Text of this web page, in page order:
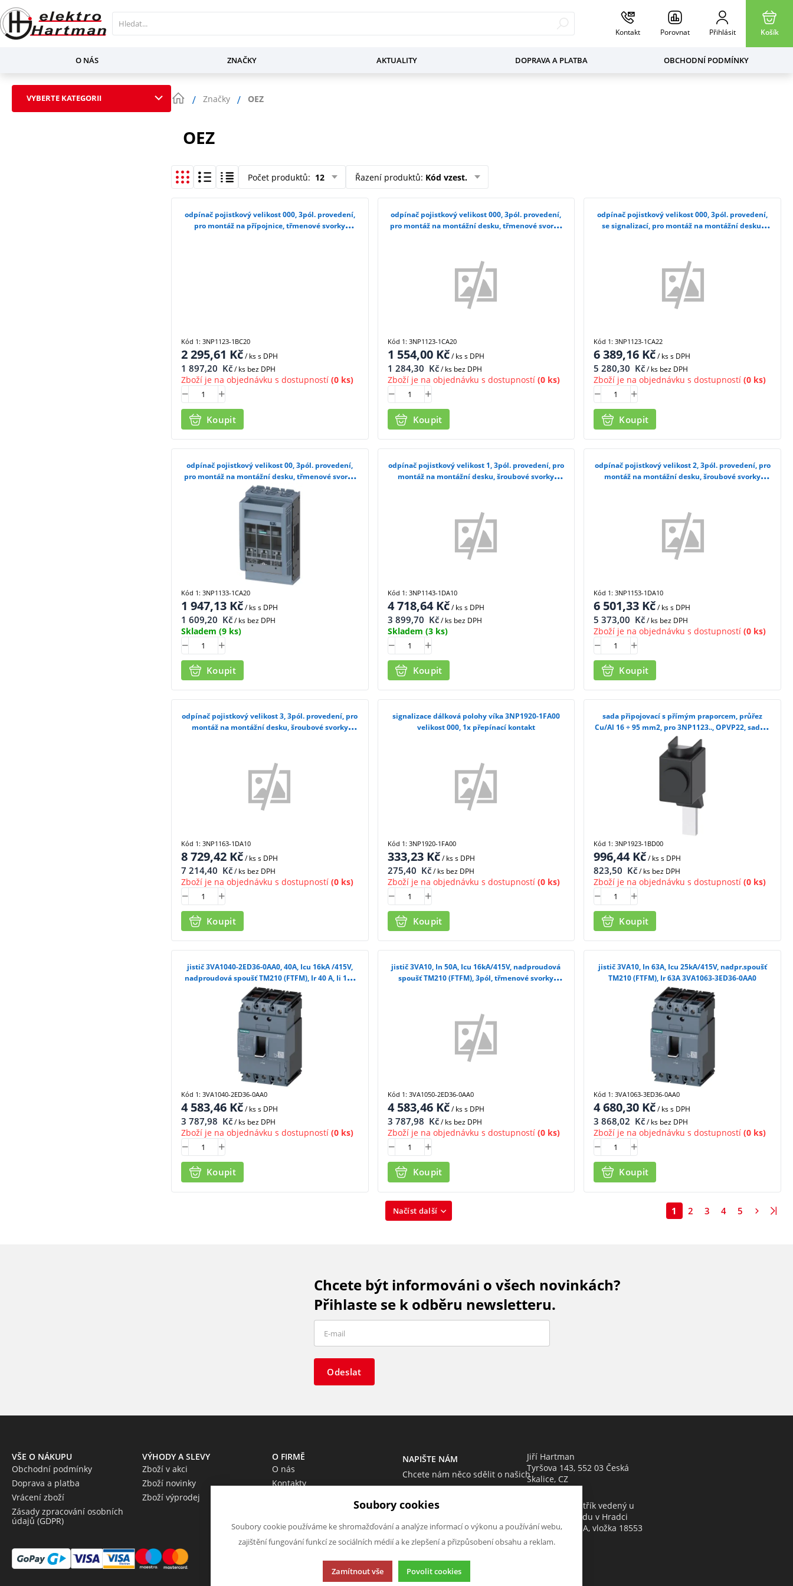
Kontakt Porovnat Přihlásit Košík
O NÁS ZNAČKY AKTUALITY DOPRAVA A PLATBA OBCHODNÍ PODMÍNKY
VYBERTE KATEGORII Značky OEZ
OEZ
Počet produktů: 12 Řazení produktů: Kód vzest.
odpínač pojistkový velikost 000, 3pól. provedení,
pro montáž na přípojnice, třmenové svorky
2 295,61 Kč/ kss DPH
1 897,20 Kč/ ks bez DPH
Zboží je na objednávku s dostupností (0 ks)
Koupit
Kód 1: 3NP1123-1BC20
odpínač pojistkový velikost 000, 3pól. provedení,
pro montáž na montážní desku, třmenové svorky
1 554,00Kč/ kss DPH
1 284,30 Kč/ ks bez DPH
Zboží je na objednávku s dostupností(0 ks)
Koupit
Kód 1: 3NP1123-1CA20
odpínač pojistkový velikost 000, 3pól. provedení,
se signalizací, pro montáž na montážní desku,
6 389,16 Kč/ kss DPH
5 280,30 Kč/ ks bez DPH
Zboží je na objednávku s dostupností (0 ks)
Koupit
Kód 1: 3NP1123-1CA22
odpínač pojistkový velikost 00, 3pól. provedení,
pro montáž na montážní desku, třmenové svorky
3NP1133-1CA20
1 947,13 Kč/ kss DPH
1 609,20 Kč/ ks bez DPH
Skladem (9 ks)
Koupit
Kód 1: 3NP1133-1CA20
odpínač pojistkový velikost 1, 3pól. provedení, pro
montáž na montážní desku, šroubové svorky
4 718,64Kč/ kss DPH
3 899,70 Kč/ ks bez DPH
Skladem (3 ks)
Koupit
Kód 1: 3NP1143-1DA10
odpínač pojistkový velikost 2, 3pól. provedení, pro
montáž na montážní desku, šroubové svorky
6 501,33 Kč/ kss DPH
5 373,00 Kč/ ks bez DPH
Zboží je na objednávku s dostupností (0 ks)
Koupit
Kód 1: 3NP1153-1DA10
odpínač pojistkový velikost 3, 3pól. provedení, pro
montáž na montážní desku, šroubové svorky
8 729,42 Kč/ kss DPH
7 214,40 Kč/ ks bez DPH
Zboží je na objednávku s dostupností (0 ks)
Koupit
Kód 1: 3NP1163-1DA10
signalizace dálková polohy víka 3NP1920-1FA00
velikost 000, 1x přepínací kontakt
333,23Kč/ kss DPH
275,40 Kč/ ks bez DPH
Zboží je na objednávku s dostupností(0 ks)
Koupit
Kód 1: 3NP1920-1FA00
sada připojovací s přímým praporcem, průřez
Cu/Al 16 ÷ 95 mm2, pro 3NP1123.., OPVP22, sada 3
ks /3NP1923-1BD00/
996,44Kč/ kss DPH
823,50 Kč/ ks bez DPH
Zboží je na objednávku s dostupností (0 ks)
Koupit
Kód 1: 3NP1923-1BD00
jistič 3VA1040-2ED36-0AA0, 40A, Icu 16kA /415V,
nadproudová spoušť TM210 (FTFM), Ir 40 A, Ii 10x
In, 3pól, třmenové svorky
4 583,46 Kč/ kss DPH
3 787,98 Kč/ ks bez DPH
Zboží je na objednávku s dostupností (0 ks)
Koupit
Kód 1: 3VA1040-2ED36-0AA0
jistič 3VA10, In 50A, Icu 16kA/415V, nadproudová
spoušť TM210 (FTFM), 3pól, třmenové svorky
4 583,46Kč/ kss DPH
3 787,98 Kč/ ks bez DPH
Zboží je na objednávku s dostupností(0 ks)
Koupit
Kód 1: 3VA1050-2ED36-0AA0
jistič 3VA10, In 63A, Icu 25kA/415V, nadpr.spoušť
TM210 (FTFM), Ir 63A 3VA1063-3ED36-0AA0
4 680,30 Kč/ kss DPH
3 868,02 Kč/ ks bez DPH
Zboží je na objednávku s dostupností (0 ks)
Koupit
Kód 1: 3VA1063-3ED36-0AA0
Načíst další 1 2 3 4 5
Chcete být informováni o všech novinkách?
Přihlaste se k odběru newsletteru.
Odeslat
VŠE O NÁKUPU
Obchodní podmínky
Doprava a platba
Vrácení zboží
Zásady zpracování osobních
údajů (GDPR)
VÝHODY A SLEVY
Zboží v akci
Zboží novinky
Zboží výprodej
O FIRMĚ
O nás
Kontakty
NAPIŠTE NÁM
Chcete nám něco sdělit o našich
Neváhejte napsat.
Chci napsat zprávu
Jiří Hartman
Tyršova 143, 552 03 Česká
Skalice, CZ
Obchodní rejstřík vedený u
Krajského soudu v Hradci
Králové, oddíl A, vložka 18553
Soubory cookies
Soubory cookie používáme ke shromažďování a analýze informací o výkonu a používání webu,
zajištění fungování funkcí ze sociálních médií a ke zlepšení a přizpůsobení obsahu a reklam.
Zamítnout vše Povolit cookies